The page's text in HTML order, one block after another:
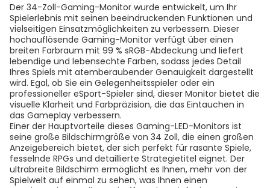
Der 34-Zoll-Gaming-Monitor wurde entwickelt, um Ihr
Spielerlebnis mit seinen beeindruckenden Funktionen und
vielseitigen Einsatzmöglichkeiten zu verbessern. Dieser
hochauflösende Gaming-Monitor verfügt über einen
breiten Farbraum mit 99 % sRGB-Abdeckung und liefert
lebendige und lebensechte Farben, sodass jedes Detail
Ihres Spiels mit atemberaubender Genauigkeit dargestellt
wird. Egal, ob Sie ein Gelegenheitsspieler oder ein
professioneller eSport-Spieler sind, dieser Monitor bietet die
visuelle Klarheit und Farbpräzision, die das Eintauchen in
das Gameplay verbessern.
Einer der Hauptvorteile dieses Gaming-LED-Monitors ist
seine große Bildschirmgröße von 34 Zoll, die einen großen
Anzeigebereich bietet, der sich perfekt für rasante Spiele,
fesselnde RPGs und detaillierte Strategietitel eignet. Der
ultrabreite Bildschirm ermöglicht es Ihnen, mehr von der
Spielwelt auf einmal zu sehen, was Ihnen einen